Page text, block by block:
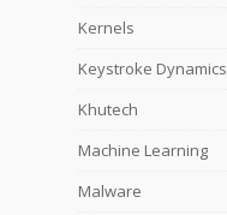
Kernels
Keystroke Dynamics
Khutech
Machine Learning
Malware